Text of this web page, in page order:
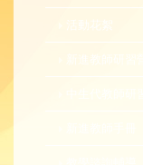
活動花絮
新進教師研習營